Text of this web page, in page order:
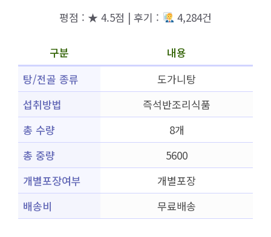
평점 : ★ 4.5점 | 후기 : 4,284건
구분
내용
탕/전골 종류
도가니탕
섭취방법
즉석반조리식품
총 수량
8개
총 중량
5600
개별포장여부
개별포장
배송비
무료배송